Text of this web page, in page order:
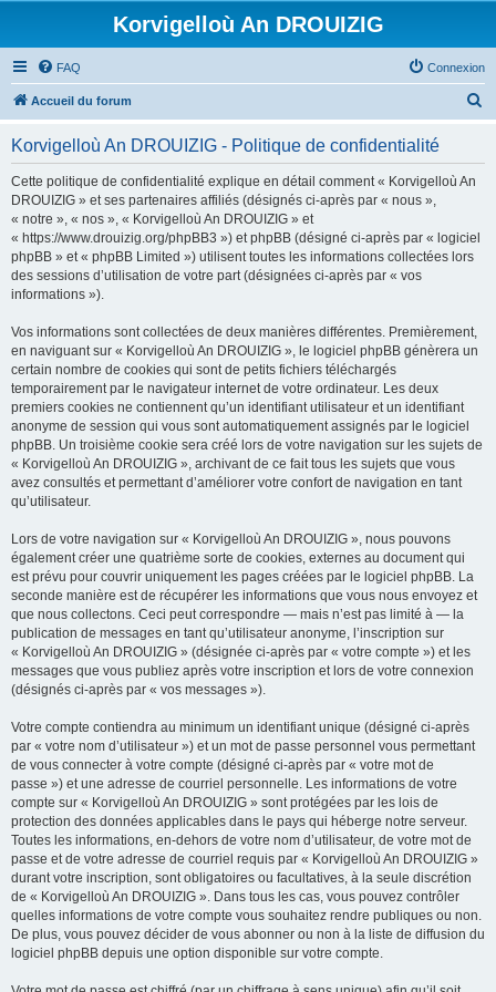
Korvigelloù An DROUIZIG
FAQ Connexion
Accueil du forum
Korvigelloù An DROUIZIG - Politique de confidentialité
Cette politique de confidentialité explique en détail comment « Korvigelloù An
DROUIZIG » et ses partenaires affiliés (désignés ci-après par « nous »,
« notre », « nos », « Korvigelloù An DROUIZIG » et
« https://www.drouizig.org/phpBB3 ») et phpBB (désigné ci-après par « logiciel
phpBB » et « phpBB Limited ») utilisent toutes les informations collectées lors
des sessions d’utilisation de votre part (désignées ci-après par « vos
informations »).
Vos informations sont collectées de deux manières différentes. Premièrement,
en naviguant sur « Korvigelloù An DROUIZIG », le logiciel phpBB génèrera un
certain nombre de cookies qui sont de petits fichiers téléchargés
temporairement par le navigateur internet de votre ordinateur. Les deux
premiers cookies ne contiennent qu’un identifiant utilisateur et un identifiant
anonyme de session qui vous sont automatiquement assignés par le logiciel
phpBB. Un troisième cookie sera créé lors de votre navigation sur les sujets de
« Korvigelloù An DROUIZIG », archivant de ce fait tous les sujets que vous
avez consultés et permettant d’améliorer votre confort de navigation en tant
qu’utilisateur.
Lors de votre navigation sur « Korvigelloù An DROUIZIG », nous pouvons
également créer une quatrième sorte de cookies, externes au document qui
est prévu pour couvrir uniquement les pages créées par le logiciel phpBB. La
seconde manière est de récupérer les informations que vous nous envoyez et
que nous collectons. Ceci peut correspondre — mais n’est pas limité à — la
publication de messages en tant qu’utilisateur anonyme, l’inscription sur
« Korvigelloù An DROUIZIG » (désignée ci-après par « votre compte ») et les
messages que vous publiez après votre inscription et lors de votre connexion
(désignés ci-après par « vos messages »).
Votre compte contiendra au minimum un identifiant unique (désigné ci-après
par « votre nom d’utilisateur ») et un mot de passe personnel vous permettant
de vous connecter à votre compte (désigné ci-après par « votre mot de
passe ») et une adresse de courriel personnelle. Les informations de votre
compte sur « Korvigelloù An DROUIZIG » sont protégées par les lois de
protection des données applicables dans le pays qui héberge notre serveur.
Toutes les informations, en-dehors de votre nom d’utilisateur, de votre mot de
passe et de votre adresse de courriel requis par « Korvigelloù An DROUIZIG »
durant votre inscription, sont obligatoires ou facultatives, à la seule discrétion
de « Korvigelloù An DROUIZIG ». Dans tous les cas, vous pouvez contrôler
quelles informations de votre compte vous souhaitez rendre publiques ou non.
De plus, vous pouvez décider de vous abonner ou non à la liste de diffusion du
logiciel phpBB depuis une option disponible sur votre compte.